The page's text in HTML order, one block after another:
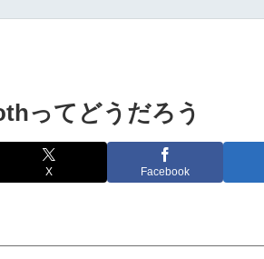
ってどうだろう
X Facebook